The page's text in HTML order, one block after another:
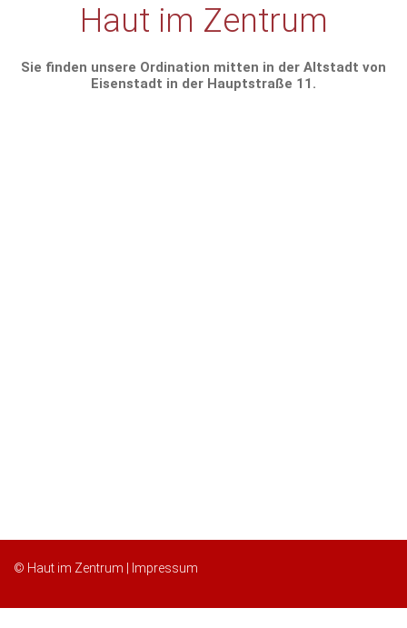
Haut im Zentrum
Sie finden unsere Ordination mitten in der Altstadt von
Eisenstadt in der Hauptstraße 11.
© Haut im Zentrum | Impressum